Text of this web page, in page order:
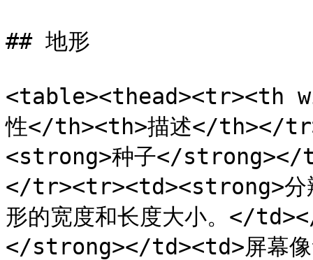
## 地形
<table><thead><tr><th
性</th><th>描述</th></
<strong>种子</strong></
</tr><tr><td><strong>分
形的宽度和长度大小。</
</strong></td><td>屏幕像